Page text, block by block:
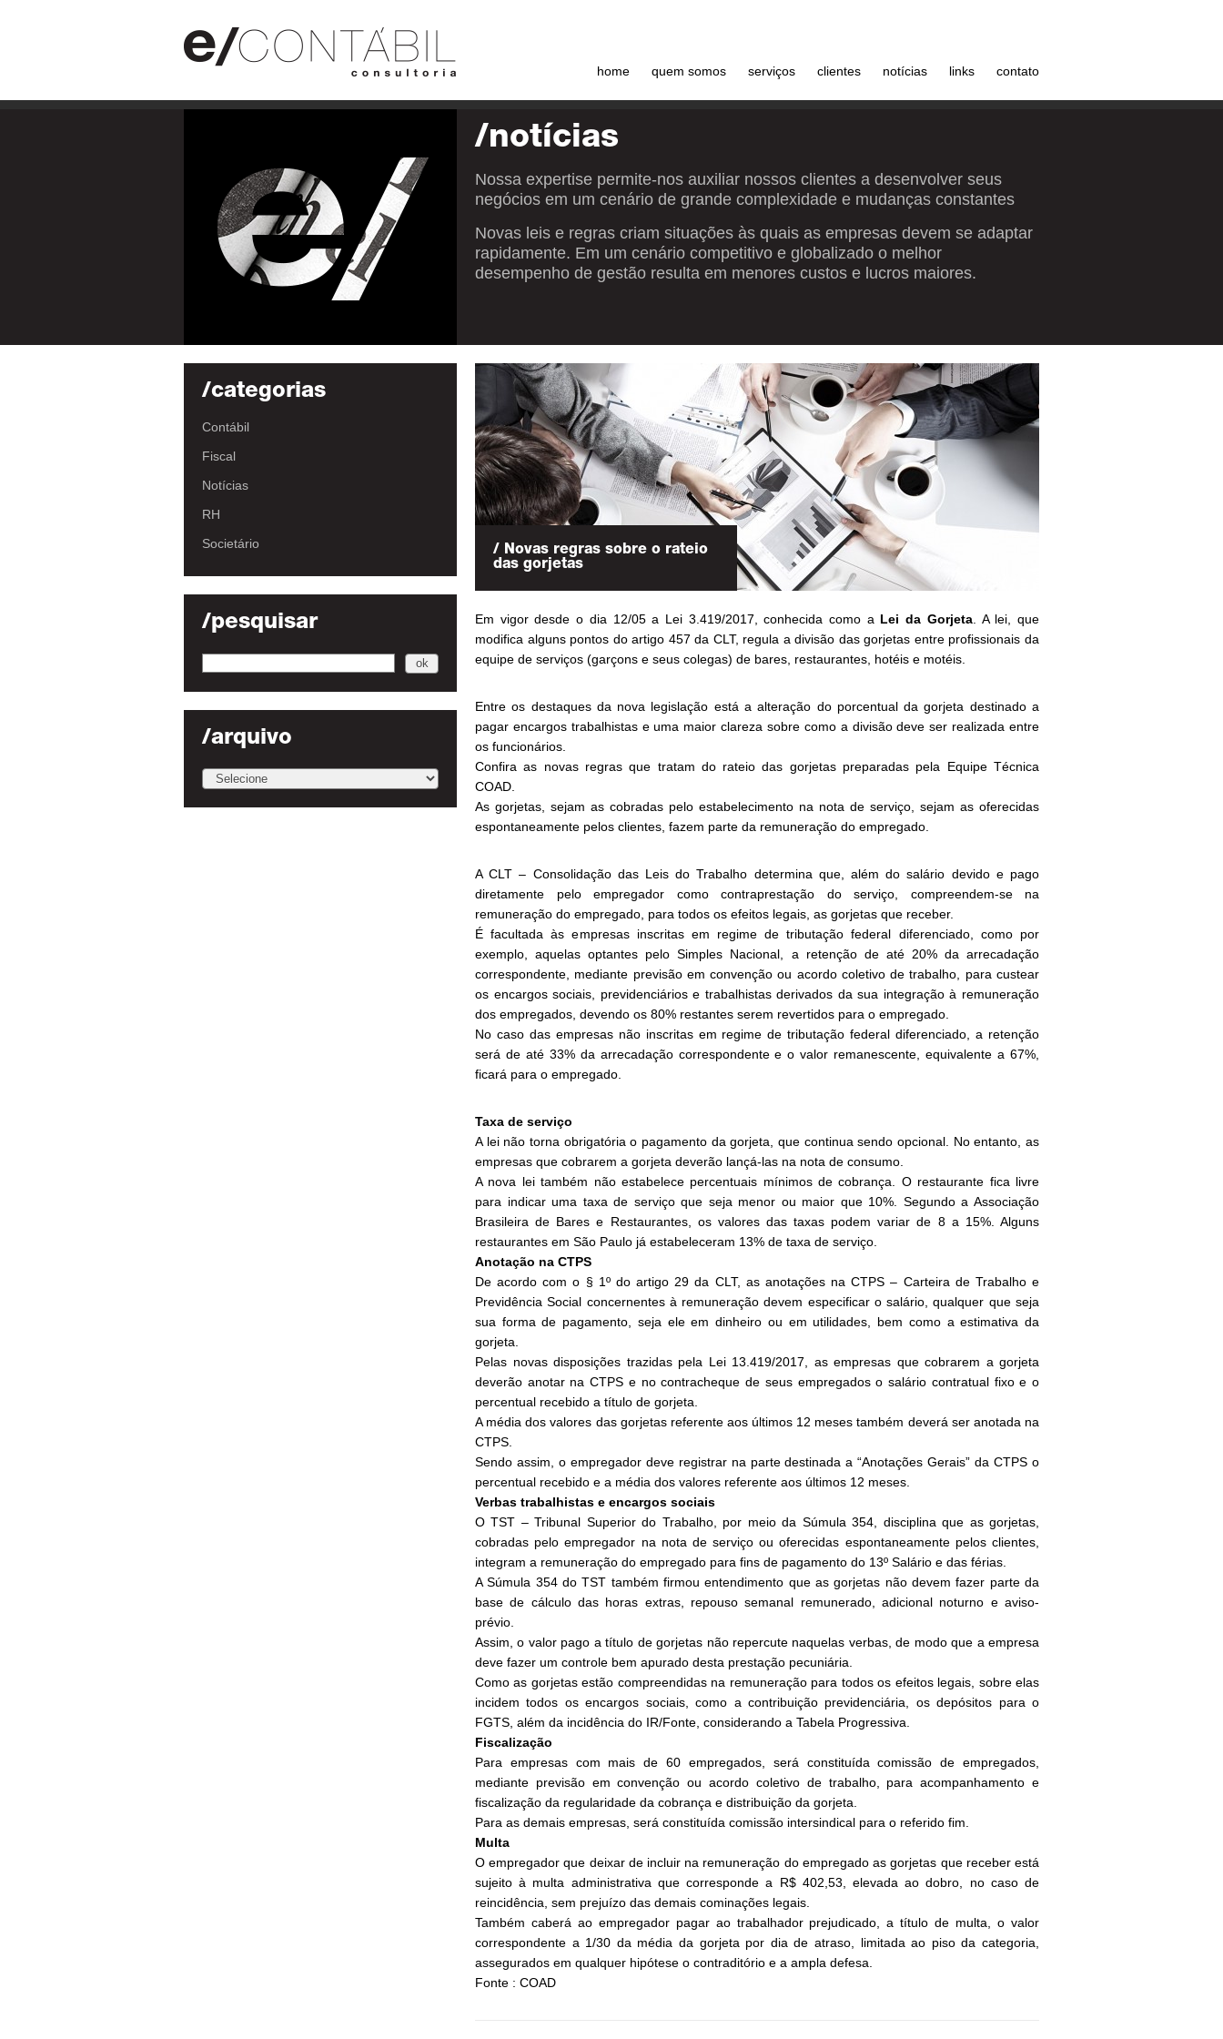
home quem somos serviços clientes notícias links contato
/notícias
Nossa expertise permite-nos auxiliar nossos clientes a desenvolver seus
negócios em um cenário de grande complexidade e mudanças constantes
Novas leis e regras criam situações às quais as empresas devem se adaptar
rapidamente. Em um cenário competitivo e globalizado o melhor
desempenho de gestão resulta em menores custos e lucros maiores.
/categorias
Contábil
Fiscal
Notícias
RH
Societário
/pesquisar
/arquivo
/ Novas regras sobre o rateio
das gorjetas
Em vigor desde o dia 12/05 a Lei 3.419/2017, conhecida como a Lei da Gorjeta. A lei, que
modifica alguns pontos do artigo 457 da CLT, regula a divisão das gorjetas entre profissionais da
equipe de serviços (garçons e seus colegas) de bares, restaurantes, hotéis e motéis.
Entre os destaques da nova legislação está a alteração do porcentual da gorjeta destinado a
pagar encargos trabalhistas e uma maior clareza sobre como a divisão deve ser realizada entre
os funcionários.
Confira as novas regras que tratam do rateio das gorjetas preparadas pela Equipe Técnica
COAD.
As gorjetas, sejam as cobradas pelo estabelecimento na nota de serviço, sejam as oferecidas
espontaneamente pelos clientes, fazem parte da remuneração do empregado.
A CLT – Consolidação das Leis do Trabalho determina que, além do salário devido e pago
diretamente pelo empregador como contraprestação do serviço, compreendem-se na
remuneração do empregado, para todos os efeitos legais, as gorjetas que receber.
É facultada às empresas inscritas em regime de tributação federal diferenciado, como por
exemplo, aquelas optantes pelo Simples Nacional, a retenção de até 20% da arrecadação
correspondente, mediante previsão em convenção ou acordo coletivo de trabalho, para custear
os encargos sociais, previdenciários e trabalhistas derivados da sua integração à remuneração
dos empregados, devendo os 80% restantes serem revertidos para o empregado.
No caso das empresas não inscritas em regime de tributação federal diferenciado, a retenção
será de até 33% da arrecadação correspondente e o valor remanescente, equivalente a 67%,
ficará para o empregado.
Taxa de serviço
A lei não torna obrigatória o pagamento da gorjeta, que continua sendo opcional. No entanto, as
empresas que cobrarem a gorjeta deverão lançá-las na nota de consumo.
A nova lei também não estabelece percentuais mínimos de cobrança. O restaurante fica livre
para indicar uma taxa de serviço que seja menor ou maior que 10%. Segundo a Associação
Brasileira de Bares e Restaurantes, os valores das taxas podem variar de 8 a 15%. Alguns
restaurantes em São Paulo já estabeleceram 13% de taxa de serviço.
Anotação na CTPS
De acordo com o § 1º do artigo 29 da CLT, as anotações na CTPS – Carteira de Trabalho e
Previdência Social concernentes à remuneração devem especificar o salário, qualquer que seja
sua forma de pagamento, seja ele em dinheiro ou em utilidades, bem como a estimativa da
gorjeta.
Pelas novas disposições trazidas pela Lei 13.419/2017, as empresas que cobrarem a gorjeta
deverão anotar na CTPS e no contracheque de seus empregados o salário contratual fixo e o
percentual recebido a título de gorjeta.
A média dos valores das gorjetas referente aos últimos 12 meses também deverá ser anotada na
CTPS.
Sendo assim, o empregador deve registrar na parte destinada a “Anotações Gerais” da CTPS o
percentual recebido e a média dos valores referente aos últimos 12 meses.
Verbas trabalhistas e encargos sociais
O TST – Tribunal Superior do Trabalho, por meio da Súmula 354, disciplina que as gorjetas,
cobradas pelo empregador na nota de serviço ou oferecidas espontaneamente pelos clientes,
integram a remuneração do empregado para fins de pagamento do 13º Salário e das férias.
A Súmula 354 do TST também firmou entendimento que as gorjetas não devem fazer parte da
base de cálculo das horas extras, repouso semanal remunerado, adicional noturno e aviso-
prévio.
Assim, o valor pago a título de gorjetas não repercute naquelas verbas, de modo que a empresa
deve fazer um controle bem apurado desta prestação pecuniária.
Como as gorjetas estão compreendidas na remuneração para todos os efeitos legais, sobre elas
incidem todos os encargos sociais, como a contribuição previdenciária, os depósitos para o
FGTS, além da incidência do IR/Fonte, considerando a Tabela Progressiva.
Fiscalização
Para empresas com mais de 60 empregados, será constituída comissão de empregados,
mediante previsão em convenção ou acordo coletivo de trabalho, para acompanhamento e
fiscalização da regularidade da cobrança e distribuição da gorjeta.
Para as demais empresas, será constituída comissão intersindical para o referido fim.
Multa
O empregador que deixar de incluir na remuneração do empregado as gorjetas que receber está
sujeito à multa administrativa que corresponde a R$ 402,53, elevada ao dobro, no caso de
reincidência, sem prejuízo das demais cominações legais.
Também caberá ao empregador pagar ao trabalhador prejudicado, a título de multa, o valor
correspondente a 1/30 da média da gorjeta por dia de atraso, limitada ao piso da categoria,
assegurados em qualquer hipótese o contraditório e a ampla defesa.
Fonte : COAD